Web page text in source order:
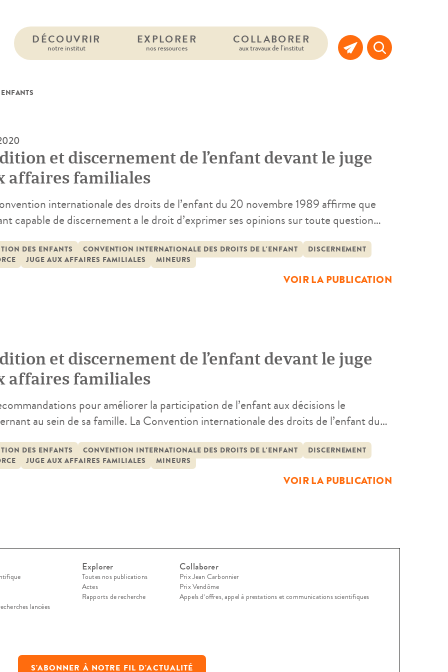
DÉCOUVRIR
notre institut
EXPLORER
nos ressources
COLLABORER
aux travaux de l’institut
et discernement de l’enfant devant le juge
affaires familiales
internationale des droits de l’enfant du 20 novembre 1989 affirme que
capable de discernement a le droit d’exprimer ses opinions sur toute question
de maturité. Pour cela, la possibilité doit notamment être donnée à l’enfant d’être
[…]
DES ENFANTS CONVENTION INTERNATIONALE DES DROITS DE L'ENFANT
DISCERNEMENT
JUGE AUX AFFAIRES FAMILIALES MINEURS
VOIR LA PUBLICATION
et discernement de l’enfant devant le juge
affaires familiales
pour améliorer la participation de l’enfant aux décisions le
au sein de sa famille. La Convention internationale des droits de l’enfant du
sur toute question l’intéressant et que celles-ci doivent être prises en
selon son âge […]
DES ENFANTS CONVENTION INTERNATIONALE DES DROITS DE L'ENFANT
DISCERNEMENT
JUGE AUX AFFAIRES FAMILIALES MINEURS
VOIR LA PUBLICATION
lancées
Explorer
Toutes nos publications
Actes
Rapports de recherche
Collaborer
Prix Jean Carbonnier
Prix Vendôme
Appels d’offres, appel à prestations et communications scientifiques
S'ABONNER À NOTRE FIL D'ACTUALITÉ